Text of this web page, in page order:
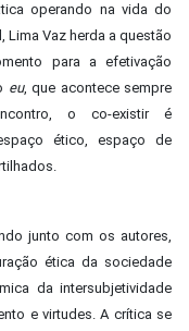
operando na vida do
Lima Vaz herda a questão
para a efetivação
eu, que acontece sempre
o co-existir é
ético, espaço de
junto com os autores,
ética da sociedade
da intersubjetividade
e virtudes. A crítica se